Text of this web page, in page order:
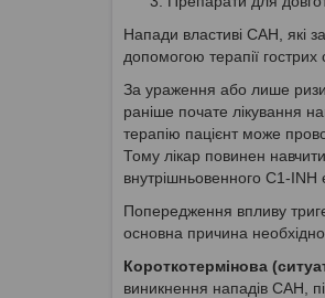
Напади властиві САН, які
допомогою терапії гострих
За ураження або лише
раніше почате лікування
терапію пацієнт може
Тому лікар повинен
внутрішньовенного C1-INH
Попередження впливу
основна причина
Короткотермінова
виникнення нападів САН,